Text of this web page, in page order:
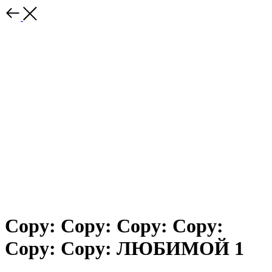
Copy: Copy: Copy: Copy:
Copy: Copy: ЛЮБИМОЙ 1